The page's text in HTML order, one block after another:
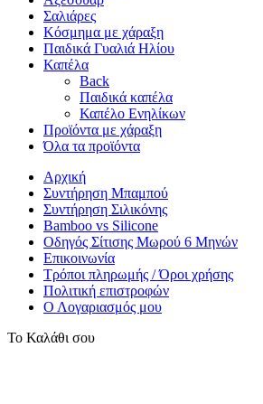
Σαλιάρες
Κόσμημα με χάραξη
Παιδικά Γυαλιά Ηλίου
Καπέλα
Back
Παιδικά καπέλα
Καπέλο Ενηλίκων
Προϊόντα με χάραξη
Όλα τα προϊόντα
Αρχική
Συντήρηση Μπαμπού
Συντήρηση Σιλικόνης
Bamboo vs Silicone
Οδηγός Σίτισης Μωρού 6 Μηνών
Επικοινωνία
Τρόποι πληρωμής / Όροι χρήσης
Πολιτική επιστροφών
Ο Λογαριασμός μου
Το Καλάθι σου